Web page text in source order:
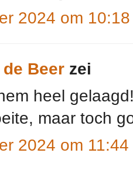
2024 om 10:18
Beer zei
heel
maar toch
2024 om 11:44